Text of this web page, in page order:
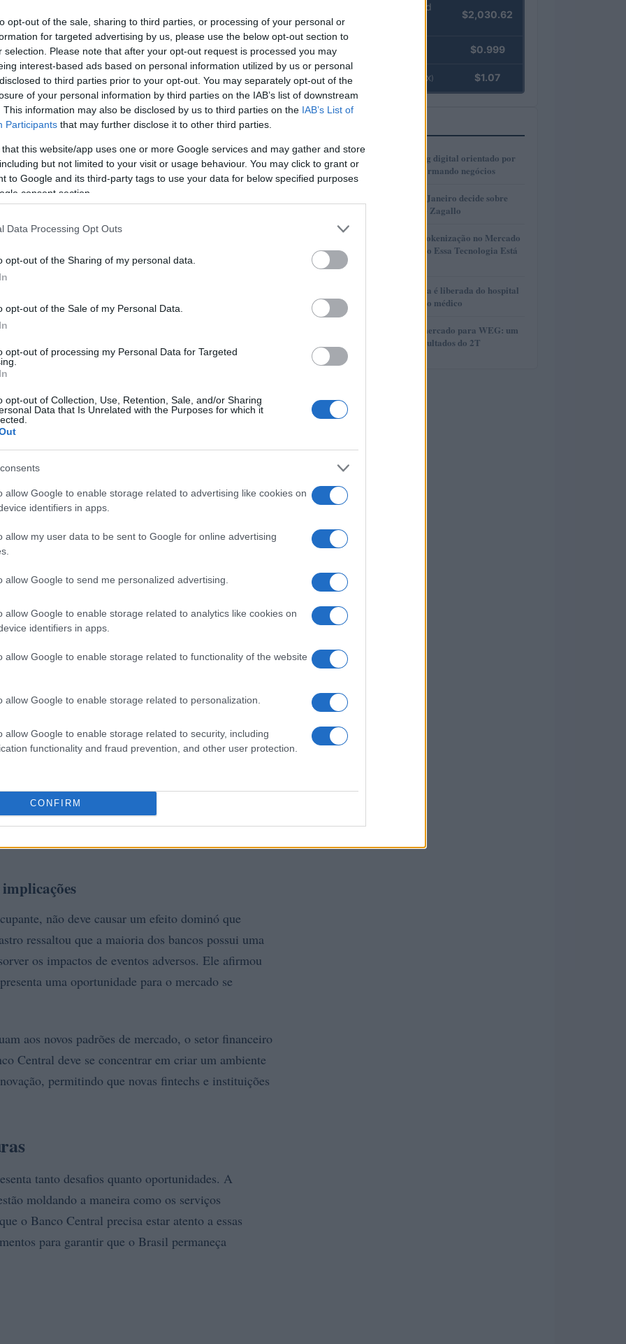
opt-out of the sale, sharing to third parties, or processing of your personal or
for targeted advertising by us, please use the below opt-out section to
selection. Please note that after your opt-out request is processed you may
interest-based ads based on personal information utilized by us or personal
to third parties prior to your opt-out. You may separately opt-out of the
of your personal information by third parties on the IAB’s list of downstream
This information may also be disclosed by us to third parties on the IAB’s List of
Participants that may further disclose it to other third parties.
that this website/app uses one or more Google services and may gather and store
but not limited to your visit or usage behaviour. You may click to grant or
to Google and its third-party tags to use your data for below specified purposes
consent section.
Data Processing Opt Outs
opt-out of the Sharing of my personal data.
opt-out of the Sale of my Personal Data.
opt-out of processing my Personal Data for Targeted
opt-out of Collection, Use, Retention, Sale, and/or Sharing
Data that Is Unrelated with the Purposes for which it
allow Google to enable storage related to advertising like cookies on
identifiers in apps.
allow my user data to be sent to Google for online advertising
allow Google to send me personalized advertising.
allow Google to enable storage related to analytics like cookies on
identifiers in apps.
allow Google to enable storage related to functionality of the website
allow Google to enable storage related to personalization.
allow Google to enable storage related to security, including
functionality and fraud prevention, and other user protection.
CONFIRM
é um exemplo das dificuldades
Castro acredita que isso não representa uma
para garantir a estabilidade econômica.
de crise
na manutenção da
ainda mais relevante, regulando o sistema
que visam controlar a inflação e promover o
Banco Central deve ser mantida, especialmente no
das taxas de juros em níveis adequados. Essas
dos investidores e a saúde da economia
não deve causar um efeito dominó que
ressaltou que a maioria dos bancos possui uma
os impactos de eventos adversos. Ele afirmou
uma oportunidade para o mercado se
aos novos padrões de mercado, o setor financeiro
Central deve se concentrar em criar um ambiente
permitindo que novas fintechs e instituições
tanto desafios quanto oportunidades. A
moldando a maneira como os serviços
o Banco Central precisa estar atento a essas
para garantir que o Brasil permaneça
kpk ETH Yield
$2,030.62
$0.999
(USDEX) $1.07
1
Como o marketing digital orientado por
dados está transformando negócios
2
Justiça do Rio de Janeiro decide sobre
divisão de bens de Zagallo
3
A Revolução da Tokenização no Mercado
Imobiliário: Como Essa Tecnologia Está
4
Ex-primeira-dama é liberada do hospital
após procedimento médico
Perspectivas do mercado para WEG: um
olhar sobre os resultados do 2T